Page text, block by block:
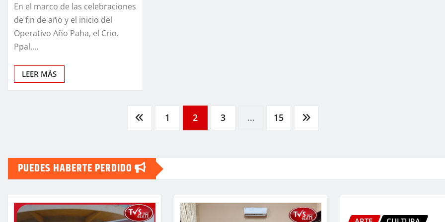
En el marco de las celebraciones
de fin de año y el inicio del
Operativo Año Paha, el Crio.
Ppal.…
LEER MÁS
entradas
1 2 3 … 15
PUEDES HABERTE PERDIDO